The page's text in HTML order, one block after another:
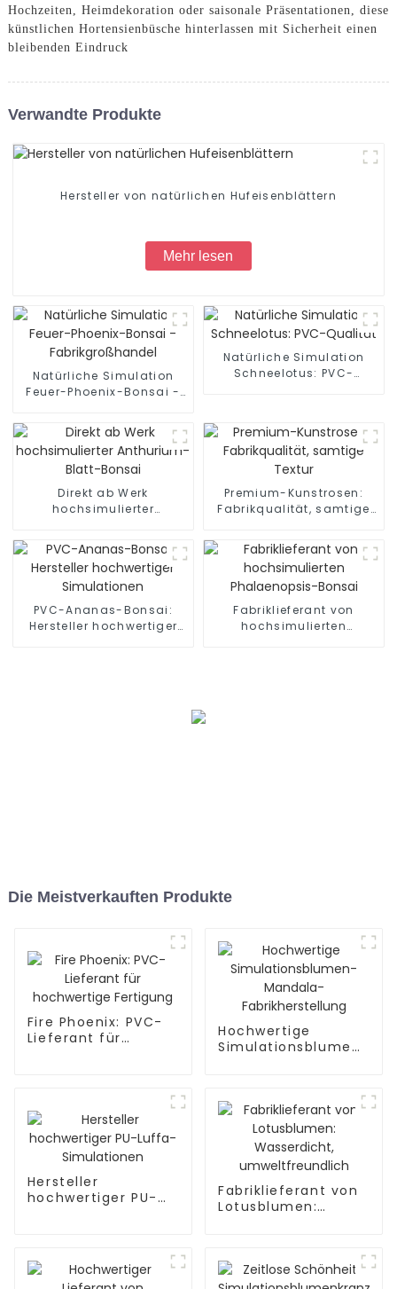
Hochzeiten, Heimdekoration oder saisonale Präsentationen, diese
künstlichen Hortensienbüsche hinterlassen mit Sicherheit einen
bleibenden Eindruck
Verwandte Produkte
Hersteller von natürlichen Hufeisenblättern
Mehr lesen
Natürliche Simulation
Feuer-Phoenix-Bonsai -
Natürliche Simulation
Schneelotus: PVC-
Direkt ab Werk
hochsimulierter
Premium-Kunstrosen:
Fabrikqualität, samtige
PVC-Ananas-Bonsai:
Hersteller hochwertiger
Fabriklieferant von
hochsimulierten
Die Meistverkauften Produkte
Fire Phoenix: PVC-
Lieferant für
Hochwertige
Simulationsblumen-
Hersteller
hochwertiger PU-
Fabriklieferant von
Lotusblumen: